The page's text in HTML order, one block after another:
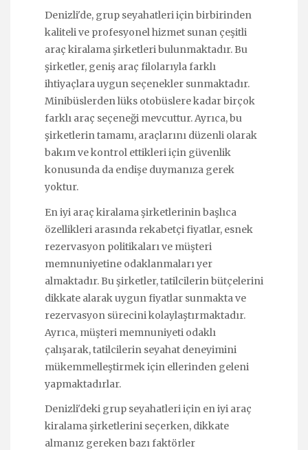
Denizli'de, grup seyahatleri için birbirinden
kaliteli ve profesyonel hizmet sunan çeşitli
araç kiralama şirketleri bulunmaktadır. Bu
şirketler, geniş araç filolarıyla farklı
ihtiyaçlara uygun seçenekler sunmaktadır.
Minibüslerden lüks otobüslere kadar birçok
farklı araç seçeneği mevcuttur. Ayrıca, bu
şirketlerin tamamı, araçlarını düzenli olarak
bakım ve kontrol ettikleri için güvenlik
konusunda da endişe duymanıza gerek
yoktur.
En iyi araç kiralama şirketlerinin başlıca
özellikleri arasında rekabetçi fiyatlar, esnek
rezervasyon politikaları ve müşteri
memnuniyetine odaklanmaları yer
almaktadır. Bu şirketler, tatilcilerin bütçelerini
dikkate alarak uygun fiyatlar sunmakta ve
rezervasyon sürecini kolaylaştırmaktadır.
Ayrıca, müşteri memnuniyeti odaklı
çalışarak, tatilcilerin seyahat deneyimini
mükemmelleştirmek için ellerinden geleni
yapmaktadırlar.
Denizli'deki grup seyahatleri için en iyi araç
kiralama şirketlerini seçerken, dikkate
almanız gereken bazı faktörler